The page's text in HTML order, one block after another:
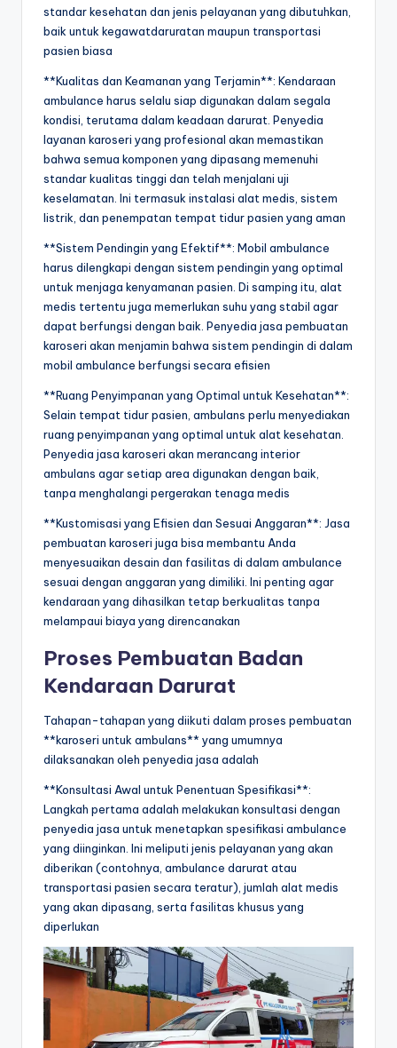
standar kesehatan dan jenis pelayanan yang dibutuhkan,
baik untuk kegawatdaruratan maupun transportasi
pasien biasa
**Kualitas dan Keamanan yang Terjamin**: Kendaraan
ambulance harus selalu siap digunakan dalam segala
kondisi, terutama dalam keadaan darurat. Penyedia
layanan karoseri yang profesional akan memastikan
bahwa semua komponen yang dipasang memenuhi
standar kualitas tinggi dan telah menjalani uji
keselamatan. Ini termasuk instalasi alat medis, sistem
listrik, dan penempatan tempat tidur pasien yang aman
**Sistem Pendingin yang Efektif**: Mobil ambulance
harus dilengkapi dengan sistem pendingin yang optimal
untuk menjaga kenyamanan pasien. Di samping itu, alat
medis tertentu juga memerlukan suhu yang stabil agar
dapat berfungsi dengan baik. Penyedia jasa pembuatan
karoseri akan menjamin bahwa sistem pendingin di dalam
mobil ambulance berfungsi secara efisien
**Ruang Penyimpanan yang Optimal untuk Kesehatan**:
Selain tempat tidur pasien, ambulans perlu menyediakan
ruang penyimpanan yang optimal untuk alat kesehatan.
Penyedia jasa karoseri akan merancang interior
ambulans agar setiap area digunakan dengan baik,
tanpa menghalangi pergerakan tenaga medis
**Kustomisasi yang Efisien dan Sesuai Anggaran**: Jasa
pembuatan karoseri juga bisa membantu Anda
menyesuaikan desain dan fasilitas di dalam ambulance
sesuai dengan anggaran yang dimiliki. Ini penting agar
kendaraan yang dihasilkan tetap berkualitas tanpa
melampaui biaya yang direncanakan
Proses Pembuatan Badan
Kendaraan Darurat
Tahapan-tahapan yang diikuti dalam proses pembuatan
**karoseri untuk ambulans** yang umumnya
dilaksanakan oleh penyedia jasa adalah
**Konsultasi Awal untuk Penentuan Spesifikasi**:
Langkah pertama adalah melakukan konsultasi dengan
penyedia jasa untuk menetapkan spesifikasi ambulance
yang diinginkan. Ini meliputi jenis pelayanan yang akan
diberikan (contohnya, ambulance darurat atau
transportasi pasien secara teratur), jumlah alat medis
yang akan dipasang, serta fasilitas khusus yang
diperlukan